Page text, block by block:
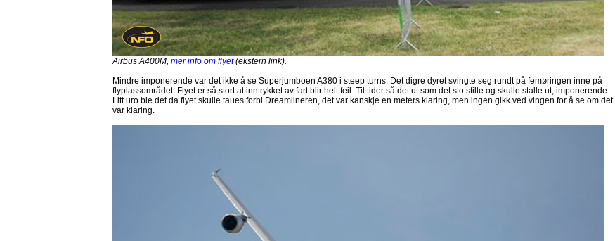
Airbus A400M, mer info om flyet(ekstern link).
Mindre imponerende var det ikke å se Superjumboen A380 i steep turns. Det digre dyret svingte seg rundt på femøringen inne på
flyplassområdet. Flyet er så stort at inntrykket av fart blir helt feil. Til tider så det ut som det sto stille og skulle stalle ut, imponerende.
Litt uro ble det da flyet skulle taues forbi Dreamlineren, det var kanskje en meters klaring, men ingen gikk ved vingen for å se om det
var klaring.